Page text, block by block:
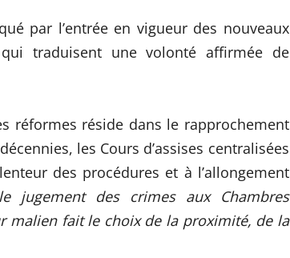
par l’entrée en vigueur des nouveaux
traduisent une volonté affirmée de
réformes réside dans le rapprochement
les Cours d’assises centralisées
des procédures et à l’allongement
jugement des crimes aux Chambres
malien fait le choix de la proximité, de la